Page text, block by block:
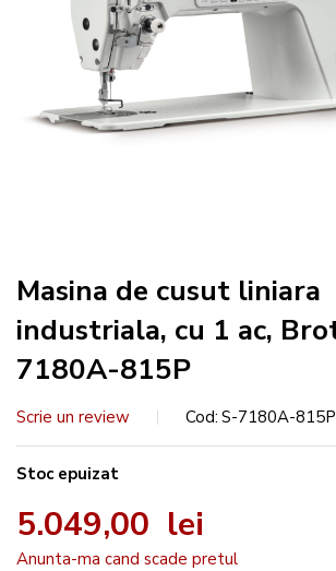
Masina de cusut liniara
industriala, cu 1 ac,
7180A-815P
Scrie un review Cod S-7180A-815P
Stoc epuizat
5.049,00 lei
Anunta-ma cand scade pretul